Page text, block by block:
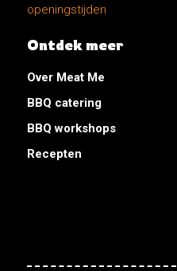
openingstijden
Ontdek meer
Over Meat Me
BBQ catering
BBQ workshops
Recepten